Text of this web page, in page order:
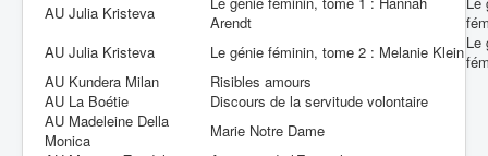
AU Julia Kristeva
Arendt
AU Julia Kristeva
Le génie féminin, tome 2 : Melanie KleinLe
AU Kundera Milan
Risibles amours
AU La Boétie
Discours de la servitude volontaire
AU Madeleine Della
Monica
Marie Notre Dame